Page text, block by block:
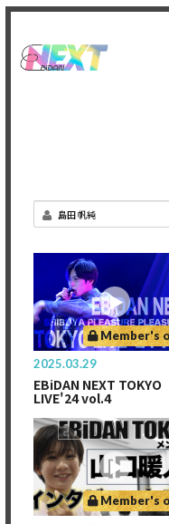
Member's
2025.03.29
EBiDAN NEXT TOKYO
LIVE'24 vol.4
Member's